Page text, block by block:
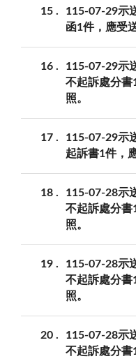
15
115-07-29示
函1件，應受
16
115-07-29示
不起訴處分書
照。
17
115-07-29示
起訴書1件，
18
115-07-28示
不起訴處分書
照。
19
115-07-28示
不起訴處分書
照。
20
115-07-28示
不起訴處分書